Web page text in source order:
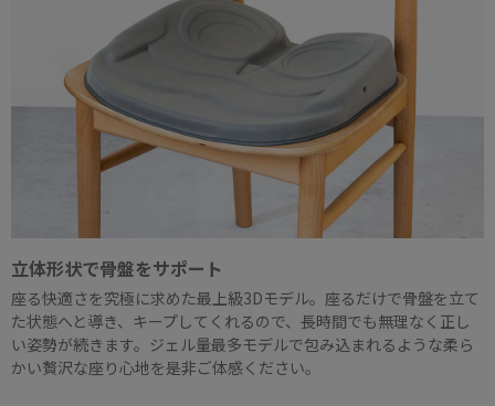
立体形状で骨盤をサポート
座る快適さを究極に求めた最上級3Dモデル。座るだけで骨盤を立て
た状態へと導き、キープしてくれるので、長時間でも無理なく正し
い姿勢が続きます。ジェル量最多モデルで包み込まれるような柔ら
かい贅沢な座り心地を是非ご体感ください。